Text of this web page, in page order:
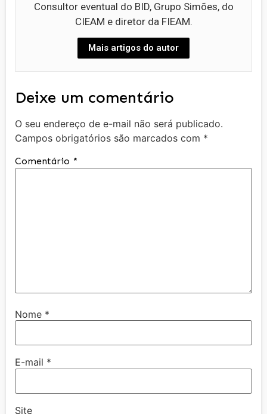
Consultor eventual do BID, Grupo Simões, do
CIEAM e diretor da FIEAM.
Mais artigos do autor
Deixe um comentário
O seu endereço de e-mail não será publicado.
Campos obrigatórios são marcados com *
Comentário *
Nome *
E-mail *
Site